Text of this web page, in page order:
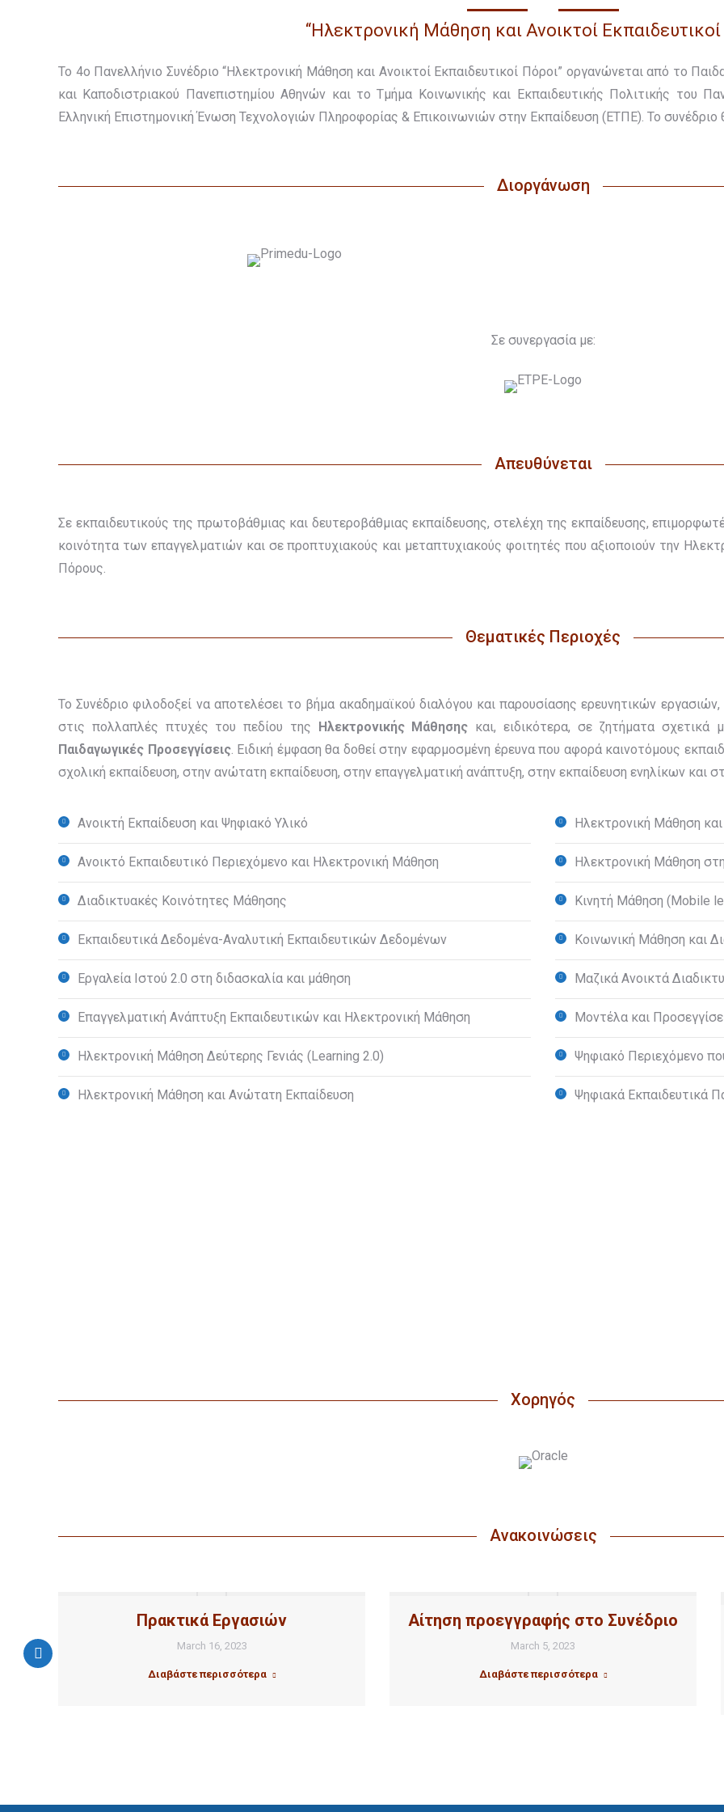
“Ηλεκτρονική Μάθηση και Ανοικτοί
Το 4ο Πανελλήνιο Συνέδριο “Ηλεκτρονική Μάθηση και Ανοικτοί Εκπαιδευτικοί Πόροι” οργανώνεται από το
και Καποδιστριακού Πανεπιστημίου Αθηνών και το Τμήμα Κοινωνικής και Εκπαιδευτικής Πολιτικής του
Ελληνική Επιστημονική Ένωση Τεχνολογιών Πληροφορίας & Επικοινωνιών στην Εκπαίδευση (ΕΤΠΕ). Το
Διοργάνωση
Σε συνεργασία με:
Απευθύνεται
Σε εκπαιδευτικούς της πρωτοβάθμιας και δευτεροβάθμιας εκπαίδευσης, στελέχη της εκπαίδευσης,
κοινότητα των επαγγελματιών και σε προπτυχιακούς και μεταπτυχιακούς φοιτητές που αξιοποιούν την
Πόρους.
Θεματικές Περιοχές
Το Συνέδριο φιλοδοξεί να αποτελέσει το βήμα ακαδημαϊκού διαλόγου και παρουσίασης ερευνητικών
στις πολλαπλές πτυχές του πεδίου της Ηλεκτρονικής Μάθησης και, ειδικότερα, σε ζητήματα
Παιδαγωγικές Προσεγγίσεις. Ειδική έμφαση θα δοθεί στην εφαρμοσμένη έρευνα που αφορά καινοτόμους
σχολική εκπαίδευση, στην ανώτατη εκπαίδευση, στην επαγγελματική ανάπτυξη, στην εκπαίδευση ενηλίκων και
Ανοικτή Εκπαίδευση και Ψηφιακό Υλικό
Ανοικτό Εκπαιδευτικό Περιεχόμενο και Ηλεκτρονική Μάθηση
Διαδικτυακές Κοινότητες Μάθησης
Εκπαιδευτικά Δεδομένα-Αναλυτική Εκπαιδευτικών Δεδομένων
Εργαλεία Ιστού 2.0 στη διδασκαλία και μάθηση
Επαγγελματική Ανάπτυξη Εκπαιδευτικών και Ηλεκτρονική Μάθηση
Ηλεκτρονική Μάθηση Δεύτερης Γενιάς (Learning 2.0)
Ηλεκτρονική Μάθηση και Ανώτατη Εκπαίδευση
Ηλεκτρονική Μάθηση
Ηλεκτρονική Μάθηση
Κινητή Μάθηση (Mobile
Κοινωνική Μάθηση και
Μαζικά Ανοικτά
Μοντέλα και
Ψηφιακό Περιεχόμενο
Ψηφιακά Εκπαιδευτικά
Χορηγός
Ανακοινώσεις
Πρακτικά Εργασιών
March 16, 2023
Διαβάστε περισσότερα
Αίτηση προεγγραφής στο Συνέδριο
March 5, 2023
Διαβάστε περισσότερα